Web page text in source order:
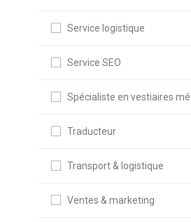
Service logistique
Service SEO
Spécialiste en vestiaires
Traducteur
Transport & logistique
Ventes & marketing